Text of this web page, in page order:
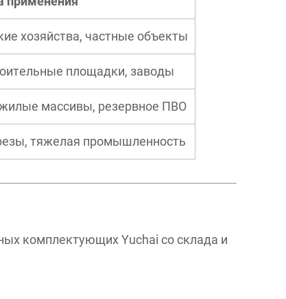
хозяйства, частные объекты
площадки, заводы
массивы, резервное ПВО
тяжелая промышленность
комплектующих Yuchai со склада и